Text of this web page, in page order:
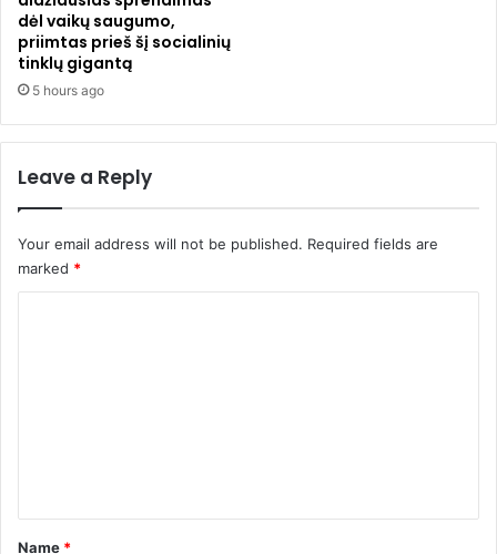
„
u
ž
g
i
u
“
,
d
a
u
g
l
s
n
u
dėl vaikų saugumo,
priimtas prieš šį socialinių
tinklų gigantą
5 hours ago
Leave a Reply
Your email address will not be published. Required fields are
marked *
*
Name *